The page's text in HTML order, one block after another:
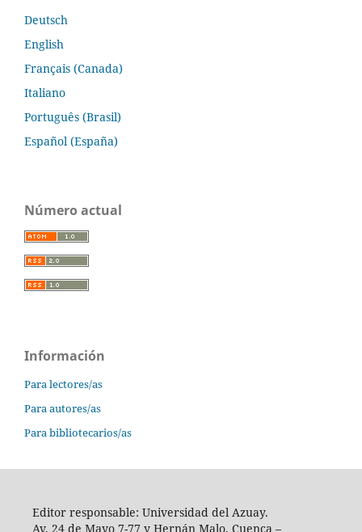
Deutsch
English
Français (Canada)
Italiano
Português (Brasil)
Español (España)
Número actual
Información
Para lectores/as
Para autores/as
Para bibliotecarios/as
Editor responsable: Universidad del Azuay.
Av. 24 de Mayo 7-77 y Hernán Malo, Cuenca –